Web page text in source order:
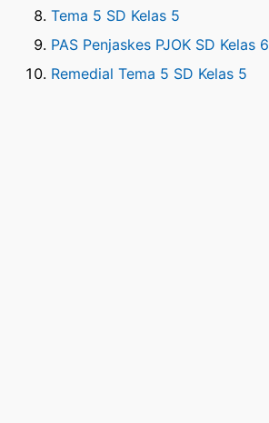
Tema 5 SD Kelas 5
PAS Penjaskes PJOK SD Kelas 6
Remedial Tema 5 SD Kelas 5